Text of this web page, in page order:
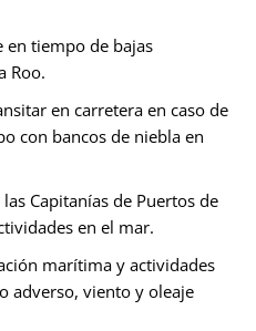
en tiempo de bajas
Roo.
en carretera en caso de
con bancos de niebla en
Capitanías de Puertos de
en el mar.
marítima y actividades
adverso, viento y oleaje